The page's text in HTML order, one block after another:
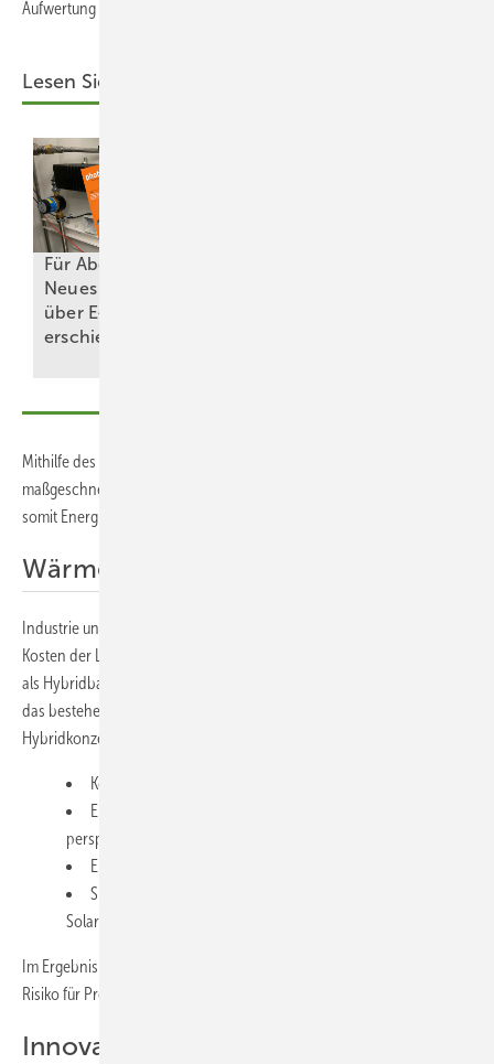
Aufwertung versiegelter Flächen.
Lesen Sie auch:
Für Abonnenten:
Neues Themenheft
über E-Wärme ist
erschienen
Mithilfe des Finanzierungspartners Banxware können zudem
maßgeschneiderte Finanzierungsmöglichkeiten gestaltet werden, um
somit Energiebedarfe langfristig und nachhaltig zu decken.
Wärme und Kälte aus einem System
Industrie und Stadtwerke müssen CO₂ senken – aber niemals auf
Kosten der Lieferfähigkeit. Genau deshalb ist die Parabolrinne ideal
als Hybridbaustein: Sie senkt den fossilen Anteil deutlich, während
das bestehende System die Residuallast abdeckt. Typische
Hybridkonzepte sind:
Kombination mit Kesselanlagen (Spitze/Back-up),
Einbindung in Kraft-Wärme-Kopplung (fossil oder
perspektivisch H₂-ready),
Ergänzung zu Wärmepumpen (Temperaturhub/Spitzenlast),
Speicherintegration zur Lastglättung und Erhöhung des
Solaranteils.
Im Ergebnis erfolgt die Dekarbonisierung Schritt für Schritt, ohne
Risiko für Produktion oder Netzbetrieb – mit klarer Skalierbarkeit.
Innovation aus Deutschland